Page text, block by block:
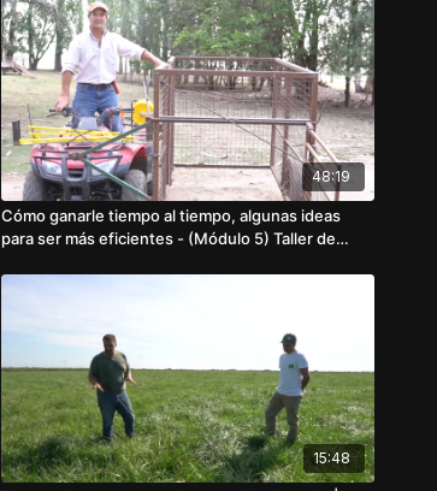
48:19
Cómo ganarle tiempo al tiempo, algunas ideas
para ser más eficientes - (Módulo 5) Taller de
15:48